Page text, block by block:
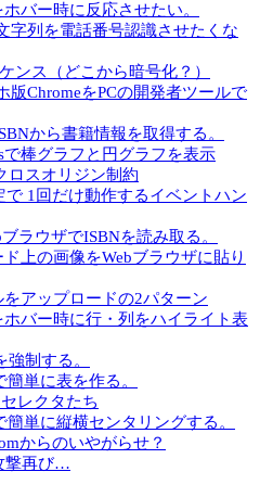
バー時に反応させたい。
字列を電話番号認識させたくな
ンス（どこから暗号化？）
版ChromeをPCの開発者ツールで
から書籍情報を取得する。
で棒グラフと円グラフを表示
ロスオリジン制約
で 1回だけ動作するイベントハン
ラウザでISBNを読み取る。
上の画像をWebブラウザに貼り
アップロードの2パターン
バー時に行・列をハイライト表
強制する。
単に表を作る。
レクタたち
簡単に縦横センタリングする。
からのいやがらせ？
撃再び…